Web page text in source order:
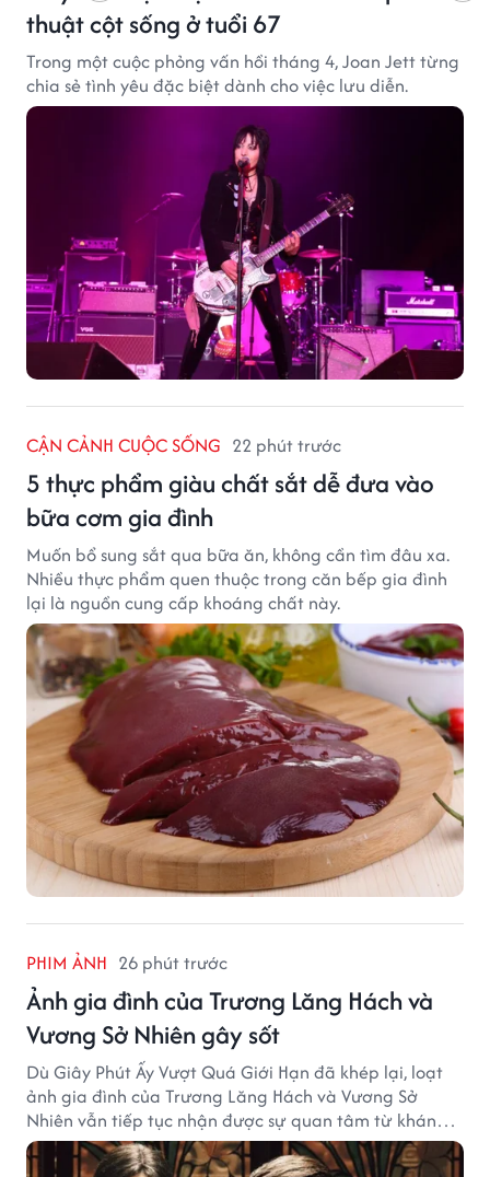
thuật cột sống ở tuổi 67
Trong một cuộc phỏng vấn hồi tháng 4, Joan Jett từng
chia sẻ tình yêu đặc biệt dành cho việc lưu diễn.
CẬN CẢNH CUỘC SỐNG 22 phút trước
5 thực phẩm giàu chất sắt dễ đưa vào
bữa cơm gia đình
Muốn bổ sung sắt qua bữa ăn, không cần tìm đâu xa.
Nhiều thực phẩm quen thuộc trong căn bếp gia đình
lại là nguồn cung cấp khoáng chất này.
PHIM ẢNH 26 phút trước
Ảnh gia đình của Trương Lăng Hách và
Vương Sở Nhiên gây sốt
Dù Giây Phút Ấy Vượt Quá Giới Hạn đã khép lại, loạt
ảnh gia đình của Trương Lăng Hách và Vương Sở
Nhiên vẫn tiếp tục nhận được sự quan tâm từ khán
giả.